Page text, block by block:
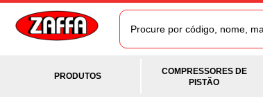
PRODUTOS
COMPRESSORES DE
PISTÃO